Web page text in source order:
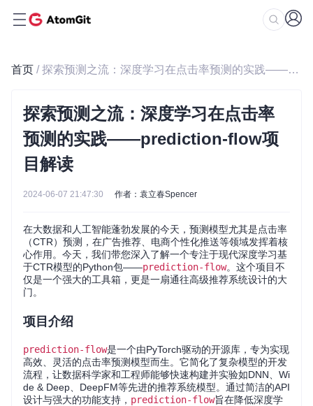
首页 / 探索预测之流：深度学习在点击率预测的实践——prediction-flow项目解读
探索预测之流：深度学习在点击率
预测的实践——prediction-flow项
目解读
2024-06-07 21:47:30 作者：袁立春Spencer
在大数据和人工智能蓬勃发展的今天，预测模型尤其是点击率
（CTR）预测，在广告推荐、电商个性化推送等领域发挥着核
心作用。今天，我们带您深入了解一个专注于现代深度学习基
于CTR模型的Python包——prediction-flow。这个项目不
仅是一个强大的工具箱，更是一扇通往高级推荐系统设计的大
门。
项目介绍
prediction-flow是一个由PyTorch驱动的开源库，专为实现
高效、灵活的点击率预测模型而生。它简化了复杂模型的开发
流程，让数据科学家和工程师能够快速构建并实验如DNN、Wi
de & Deep、DeepFM等先进的推荐系统模型。通过简洁的API
设计与强大的功能支持， prediction-flow旨在降低深度学